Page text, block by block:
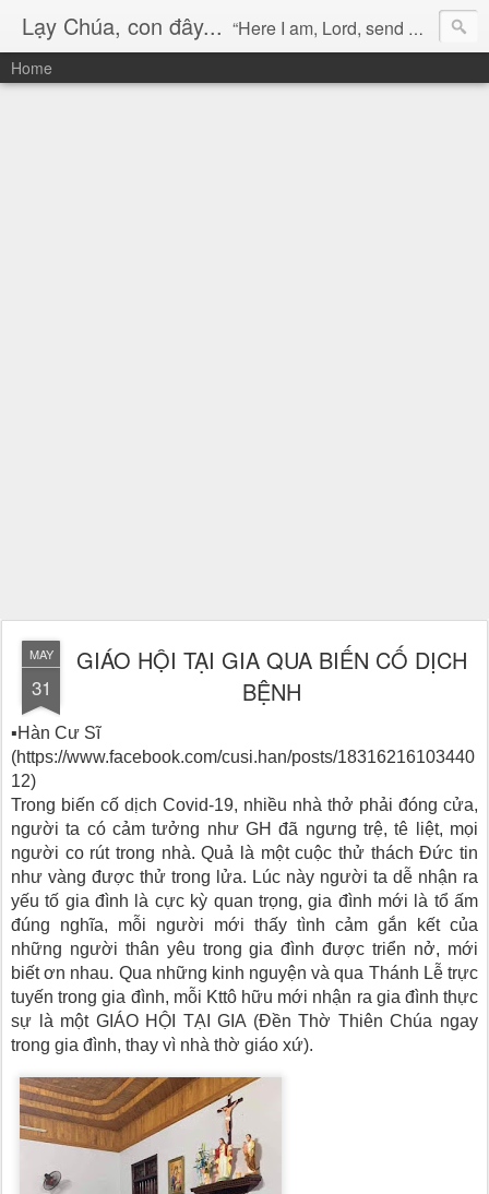
Lạy Chúa, con đây... “Here I am, Lord, send me!” (Isaiah 6:8)
Home
MAY
31
GIÁO HỘI TẠI GIA QUA BIẾN CỐ DỊCH
BỆNH
▪Hàn Cư Sĩ
(https://www.facebook.com/cusi.han/posts/18316216103440
12)
Trong biến cố dịch Covid-19, nhiều nhà thở phải đóng cửa,
người ta có cảm tưởng như GH đã ngưng trệ, tê liệt, mọi
người co rút trong nhà. Quả là một cuộc thử thách Đức tin
như vàng được thử trong lửa. Lúc này người ta dễ nhận ra
yếu tố gia đình là cực kỳ quan trọng, gia đình mới là tổ ấm
đúng nghĩa, mỗi người mới thấy tình cảm gắn kết của
những người thân yêu trong gia đình được triển nở, mới
biết ơn nhau. Qua những kinh nguyện và qua Thánh Lễ trực
tuyến trong gia đình, mỗi Kttô hữu mới nhận ra gia đình thực
sự là một GIÁO HỘI TẠI GIA (Đền Thờ Thiên Chúa ngay
trong gia đình, thay vì nhà thờ giáo xứ).